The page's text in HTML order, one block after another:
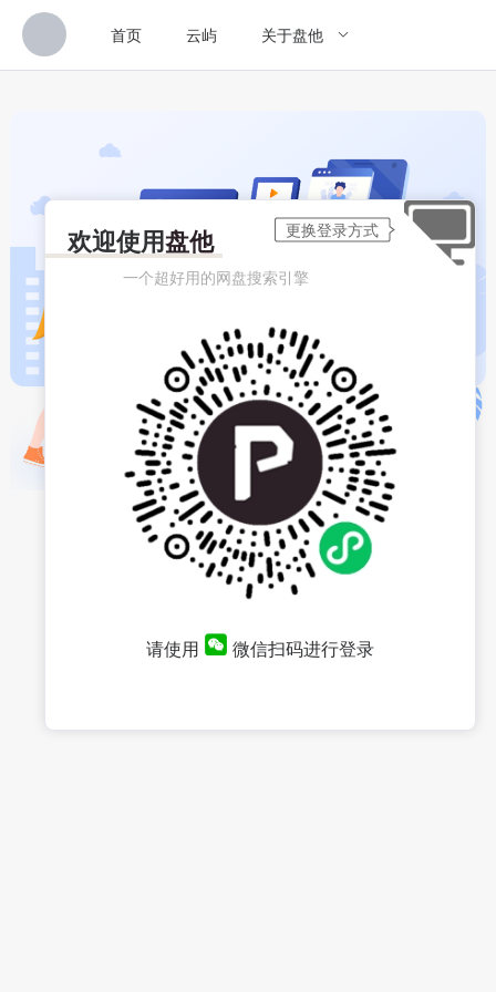
首页 云屿 关于盘他
欢迎使用盘他
一个超好用的网盘搜索引擎
请使用 微信扫码进行登录